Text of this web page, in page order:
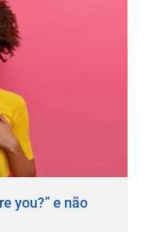
you?” e não